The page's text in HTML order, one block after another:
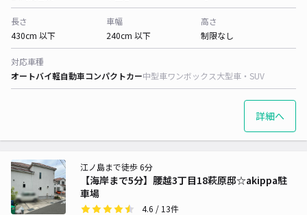
長さ
430cm 以下
車幅
240cm 以下
高さ
制限なし
対応車種
オートバイ軽自動車コンパクトカー中型車ワンボックス大型車・SUV
詳細へ
【海岸まで5分】腰越3丁目18萩原邸☆akippa駐
車場
江ノ島まで徒歩 6分
4.6 / 13件